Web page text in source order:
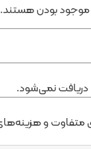
بودن هستند.
نمی‌شود.